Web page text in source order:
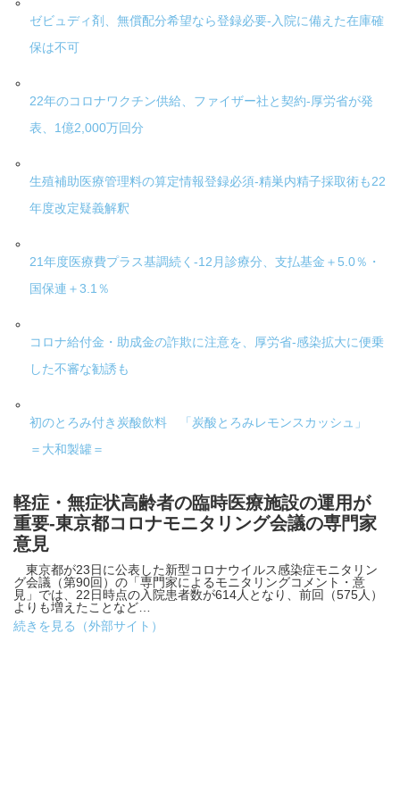
ゼビュディ剤、無償配分希望なら登録必要-入院に備えた在庫確
保は不可
22年のコロナワクチン供給、ファイザー社と契約-厚労省が発
表、1億2,000万回分
生殖補助医療管理料の算定情報登録必須-精巣内精子採取術も22
年度改定疑義解釈
21年度医療費プラス基調続く-12月診療分、支払基金＋5.0％・
国保連＋3.1％
コロナ給付金・助成金の詐欺に注意を、厚労省-感染拡大に便乗
した不審な勧誘も
初のとろみ付き炭酸飲料 「炭酸とろみレモンスカッシュ」
＝大和製罐＝
軽症・無症状高齢者の臨時医療施設の運用が
重要-東京都コロナモニタリング会議の専門家
意見
東京都が23日に公表した新型コロナウイルス感染症モニタリン
グ会議（第90回）の「専門家によるモニタリングコメント・意
見」では、22日時点の入院患者数が614人となり、前回（575人）
よりも増えたことなど…
続きを見る（外部サイト）